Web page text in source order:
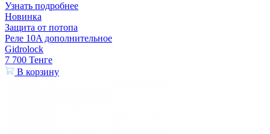
Узнать подробнее
Новинка
Защита от потопа
Реле 10A дополнительное
Gidrolock
7 700 Тенге
В корзину